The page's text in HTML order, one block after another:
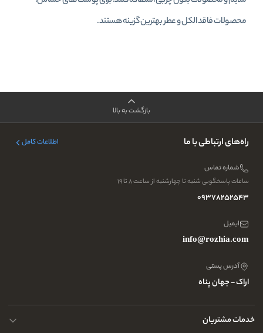
محصولات فاقد الکل و عطر بهترین گزینه هستند.
بازگشت به بالا
راه‌های ارتباطی با ما اطلاعات کامل
شماره تماس
ساعات پاسخگویی شنبه تا چهارشنبه از ساعت ۸ تا ۱۹
09378252543
ایمیل
info@rozhia.com
آدرس پستی
اراک - جهان پناه
خدمات مشتریان